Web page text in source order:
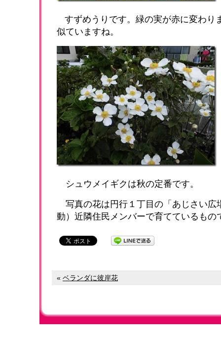
すずめうりです。緑の実が赤に変わり
似ていますね。
シュウメイギクは秋の定番です。
写真の花は円行１丁目の「あじさい広
動）近隣住民メンバーで育てているもの
« ベランダに彼岸花